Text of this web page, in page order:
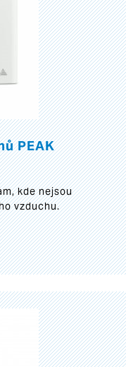
PEAK
kde nejsou
vzduchu.